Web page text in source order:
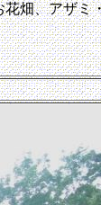
畑、アザミ